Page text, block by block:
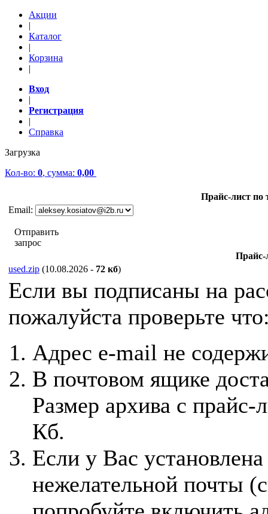
Акции
|
Каталог
|
Корзина
|
Вход
|
Регистрация
|
Справка
Загрузка
Кол-во: 0, сумма: 0,00
Прайс-лист
Email:
Отправить
запрос
Прайс-
used.zip (10.08.2026 - 72 кб)
Если вы подписаны на
пожалуйста проверьте
Адрес e-mail не
В почтовом ящике
Размер архива с
Кб.
Если у Вас
нежелательной почты